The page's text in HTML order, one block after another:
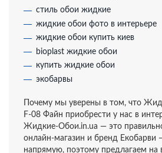
стиль обои жидкие
жидкие обои фото в интерьере
жидкие обои купить киев
bioplast жидкие обои
купить жидкие обои
экобарвы
Почему мы уверены в том, что
F-08 Файн приобрести у нас в
Жидкие-Обои.in.ua — это
онлайн-магазин и бренд Екобарви
напрямую, поэтому предлагаем на